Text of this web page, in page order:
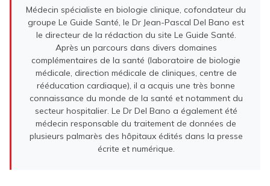
Médecin spécialiste en biologie clinique, cofondateur du
groupe Le Guide Santé, le Dr Jean-Pascal Del Bano est
le directeur de la rédaction du site Le Guide Santé.
Après un parcours dans divers domaines
complémentaires de la santé (laboratoire de biologie
médicale, direction médicale de cliniques, centre de
rééducation cardiaque), il a acquis une très bonne
connaissance du monde de la santé et notamment du
secteur hospitalier. Le Dr Del Bano a également été
médecin responsable du traitement de données de
plusieurs palmarès des hôpitaux édités dans la presse
écrite et numérique.